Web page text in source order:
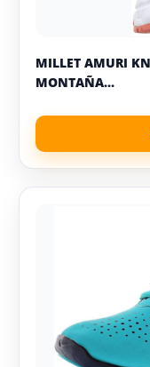
MILLET AMURI
MONTAÑA...